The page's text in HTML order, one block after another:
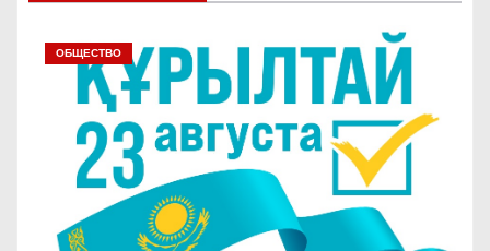
ОБЩЕСТВО